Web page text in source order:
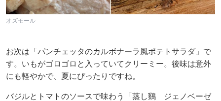
オズモール
お次は「パンチェッタのカルボナーラ風ポテトサラダ」で
す。いもがゴロゴロと入っていてクリーミー。後味は意外
にも軽やかで、夏にぴったりですね。
バジルとトマトのソースで味わう「蒸し鷄 ジェノベーゼ